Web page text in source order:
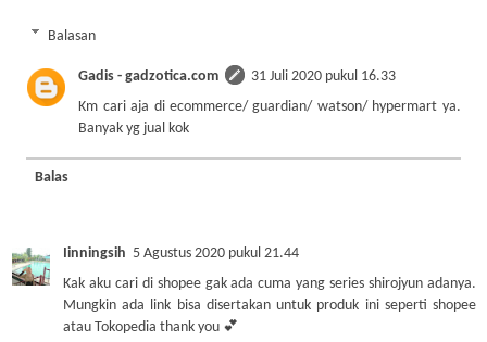
Balasan
Gadis - gadzotica.com
31 Juli 2020 pukul 16.33
Km cari aja di ecommerce/ guardian/ watson/ hypermart ya.
Banyak yg jual kok
Balas
Iinningsih 5 Agustus 2020 pukul 21.44
Kak aku cari di shopee gak ada cuma yang series shirojyun adanya.
Mungkin ada link bisa disertakan untuk produk ini seperti shopee
atau Tokopedia thank you 💕